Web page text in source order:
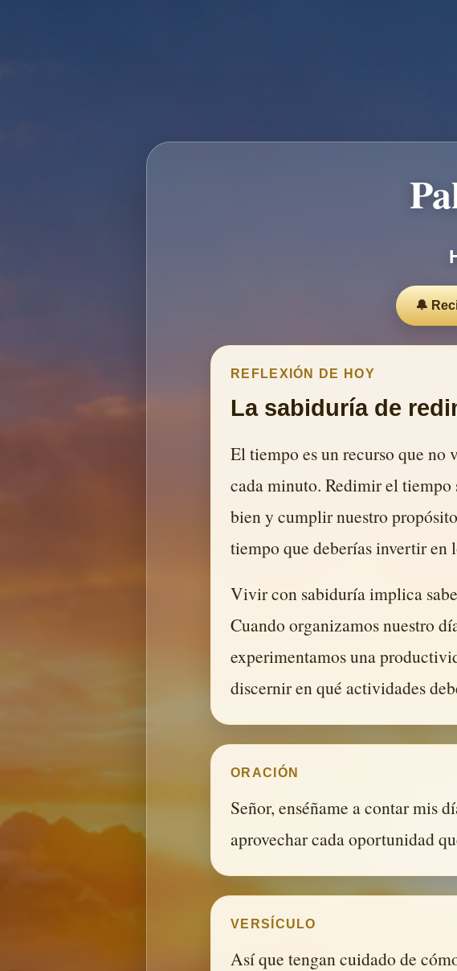
🔔
REFLEXIÓN DE HOY
La sabiduría de
El tiempo es un recurso que no
cada minuto. Redimir el
bien y cumplir nuestro
tiempo que deberías invertir en
Vivir con sabiduría implica
Cuando organizamos nuestro
experimentamos una
discernir en qué actividades
ORACIÓN
Señor, enséñame a contar mis
aprovechar cada oportunidad
VERSÍCULO
Así que tengan cuidado de